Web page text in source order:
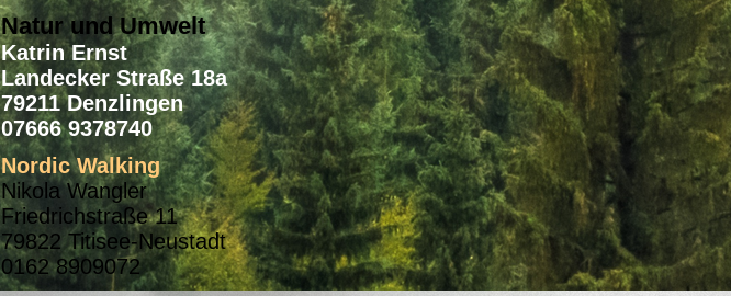
Natur und Umwelt
Katrin Ernst
Landecker Straße 18a
79211 Denzlingen
07666 9378740
Nordic Walking
Nikola Wangler
Friedrichstraße 11
79822 Titisee-Neustadt
0162 8909072